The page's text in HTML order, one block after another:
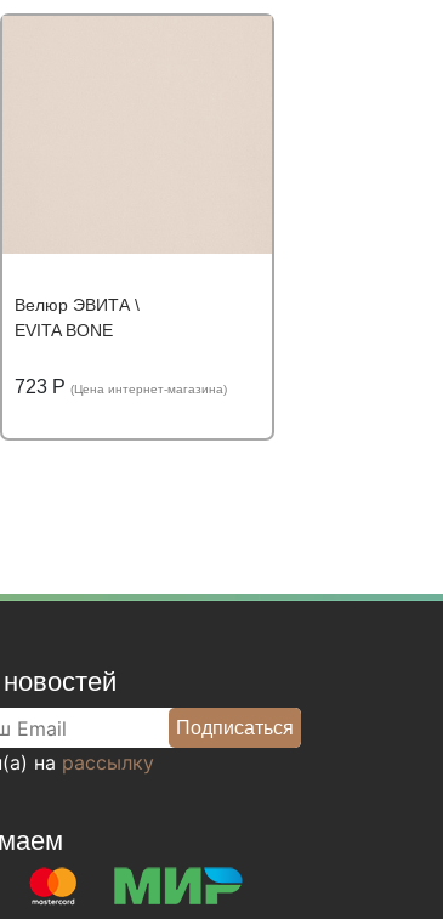
Велюр ЭВИТА \
EVITA BONE
723 Р (Цена интернет-магазина)
на рассылку